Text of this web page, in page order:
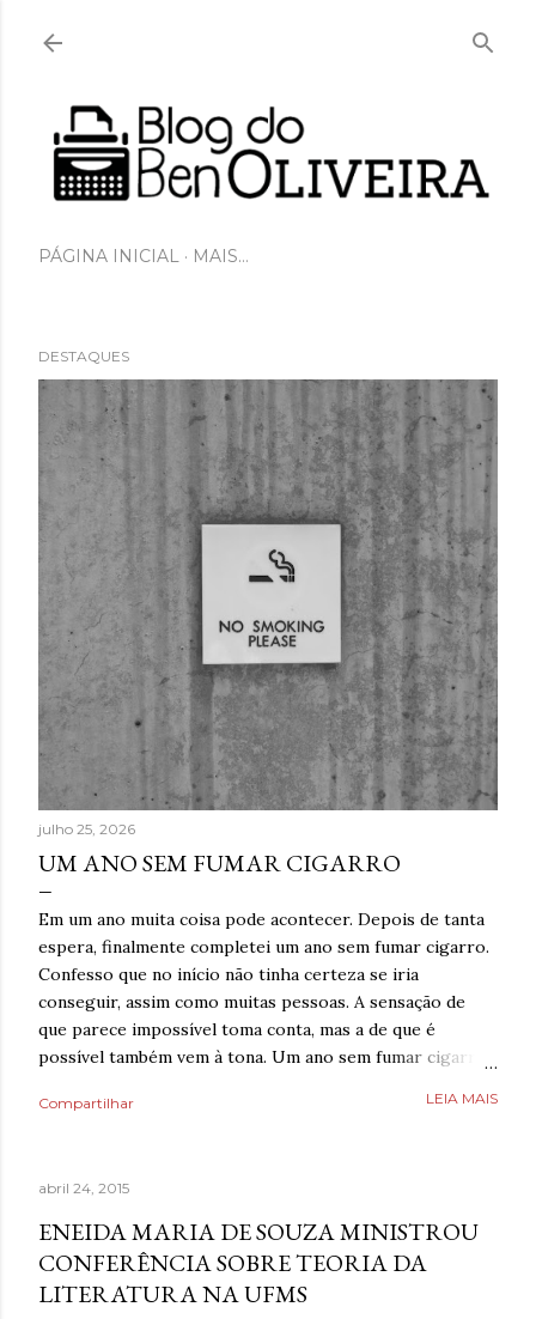
PÁGINA INICIAL MAIS…
DESTAQUES
julho 25, 2026
UM ANO SEM FUMAR CIGARRO
Em um ano muita coisa pode acontecer. Depois de tanta
espera, finalmente completei um ano sem fumar cigarro.
Confesso que no início não tinha certeza se iria
conseguir, assim como muitas pessoas. A sensação de
que parece impossível toma conta, mas a de que é
possível também vem à tona. Um ano sem fumar cigarro.
estava mais interessado no quanto havia ganhado de
ansiedade. Estaria mentindo se dissesse que estava
completamente livre do risco de recaída, ninguém estava,
mas estava feliz pelo dia finalmente ter chegado. Então,
respirava com mais tranquilidade e mesmo nos dias de
ansiedade, aprendera que o cigarro não era a resposta.
Compartilhar LEIA MAIS
abril 24, 2015
ENEIDA MARIA DE SOUZA MINISTROU
CONFERÊNCIA SOBRE TEORIA DA
LITERATURA NA UFMS